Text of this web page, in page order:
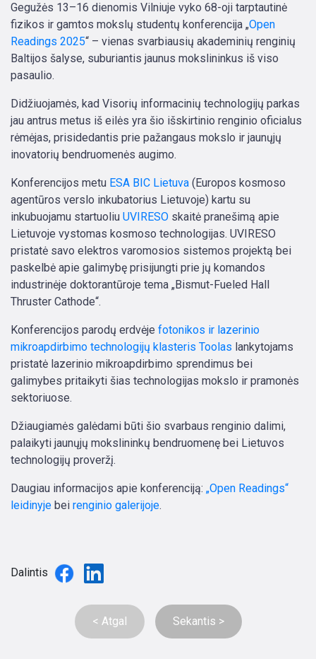
Gegužės 13–16 dienomis Vilniuje vyko 68-oji tarptautinė
fizikos ir gamtos mokslų studentų konferencija „Open
Readings 2025“ – vienas svarbiausių akademinių renginių
Baltijos šalyse, suburiantis jaunus mokslininkus iš viso
pasaulio.
Didžiuojamės, kad Visorių informacinių technologijų parkas
jau antrus metus iš eilės yra šio išskirtinio renginio oficialus
rėmėjas, prisidedantis prie pažangaus mokslo ir jaunųjų
inovatorių bendruomenės augimo.
Konferencijos metu ESA BIC Lietuva (Europos kosmoso
agentūros verslo inkubatorius Lietuvoje) kartu su
inkubuojamu startuoliu UVIRESO skaitė pranešimą apie
Lietuvoje vystomas kosmoso technologijas. UVIRESO
pristatė savo elektros varomosios sistemos projektą bei
paskelbė apie galimybę prisijungti prie jų komandos
industrinėje doktorantūroje tema „Bismut-Fueled Hall
Thruster Cathode“.
Konferencijos parodų erdvėje fotonikos ir lazerinio
mikroapdirbimo technologijų klasteris Toolas lankytojams
pristatė lazerinio mikroapdirbimo sprendimus bei
galimybes pritaikyti šias technologijas mokslo ir pramonės
sektoriuose.
Džiaugiamės galėdami būti šio svarbaus renginio dalimi,
palaikyti jaunųjų mokslininkų bendruomenę bei Lietuvos
technologijų proveržį.
Daugiau informacijos apie konferenciją: „Open Readings“
leidinyje bei renginio galerijoje.
Dalintis
< Atgal Sekantis >